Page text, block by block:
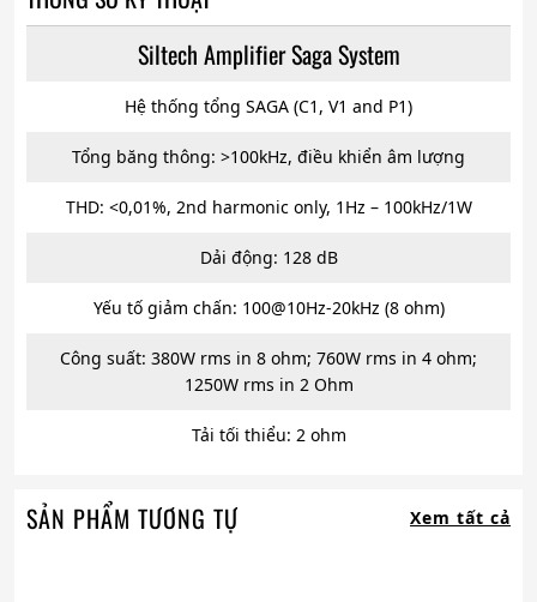
Siltech Amplifier Saga System
Hệ thống tổng SAGA (C1, V1 and P1)
Tổng băng thông: >100kHz, điều khiển âm lượng
THD: <0,01%, 2nd harmonic only, 1Hz – 100kHz/1W
Dải động: 128 dB
Yếu tố giảm chấn: 100@10Hz-20kHz (8 ohm)
Công suất: 380W rms in 8 ohm; 760W rms in 4 ohm;
1250W rms in 2 Ohm
Tải tối thiểu: 2 ohm
SẢN PHẨM TƯƠNG TỰ Xem tất cả